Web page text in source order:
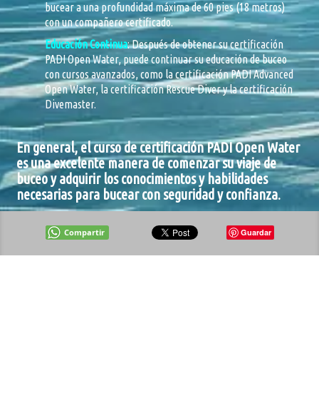
bucear a una profundidad máxima de 60 pies (18 metros)
con un compañero certificado.
Educación Continua: Después de obtener su certificación
PADI Open Water, puede continuar su educación de buceo
con cursos avanzados, como la certificación PADI Advanced
Open Water, la certificación Rescue Diver y la certificación
Divemaster.
En general, el curso de certificación PADI Open Water
es una excelente manera de comenzar su viaje de
buceo y adquirir los conocimientos y habilidades
necesarias para bucear con seguridad y confianza.
Compartir Guardar